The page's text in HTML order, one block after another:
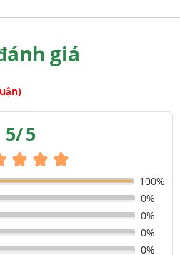
giá
5/5
100%
0%
0%
0%
0%